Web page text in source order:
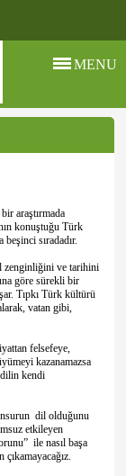
MENU
araştırmada
konuştuğu Türk
sıradadır.
zenginliğini ve tarihini
göre sürekli bir
Tıpkı Türk kültürü
vatan gibi,
felsefeye,
kazanamazsa
dilin kendi
dil olduğunu
etkileyen
ile nasıl başa